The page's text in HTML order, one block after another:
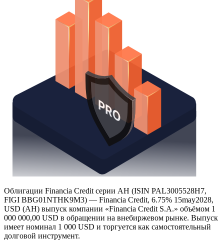
Облигации Financia Credit серии AH (ISIN PAL3005528H7,
FIGI BBG01NTHK9M3) — Financia Credit, 6.75% 15may2028,
USD (AH) выпуск компании «Financia Credit S.A.» объёмом 1
000 000,00 USD в обращении на внебиржевом рынке. Выпуск
имеет номинал 1 000 USD и торгуется как самостоятельный
долговой инструмент.